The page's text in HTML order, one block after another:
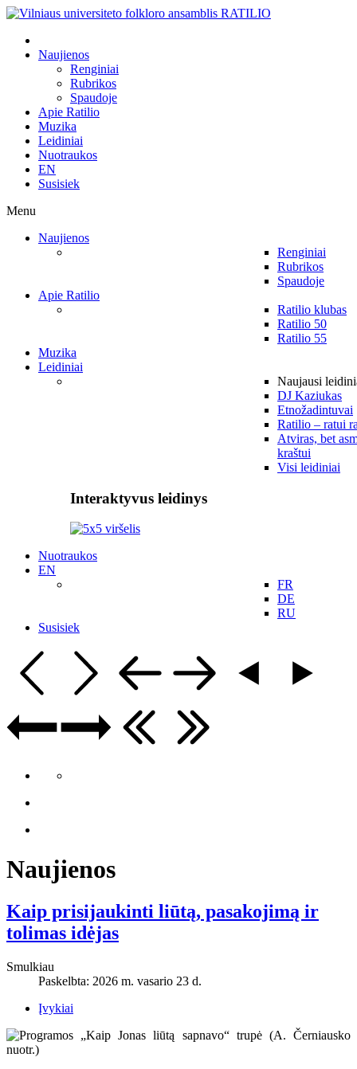
Naujienos
Renginiai
Rubrikos
Spaudoje
Apie Ratilio
Muzika
Leidiniai
Nuotraukos
EN
Susisiek
Menu
Naujienos
Renginiai
Rubrikos
Spaudoje
Apie Ratilio
Ratilio klubas
Ratilio 50
Ratilio 55
Muzika
Leidiniai
Naujausi
DJ Kaziukas
Etnožadintuvai
Ratilio – ratui
Atviras, bet
kraštui
Visi leidiniai
Interaktyvus leidinys
Nuotraukos
EN
FR
DE
RU
Susisiek
Naujienos
Kaip prisijaukinti liūtą, pasakojimą ir
tolimas idėjas
Smulkiau
Paskelbta: 2026 m. vasario 23 d.
Įvykiai